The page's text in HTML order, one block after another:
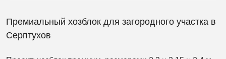
Премиальный хозблок для загородного участка в
Серптухов